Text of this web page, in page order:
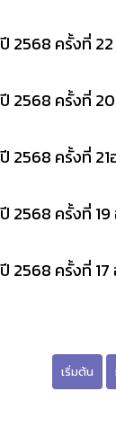
2568 ครั้งที่
2568 ครั้งที่
2568 ครั้งที่
2568 ครั้งที่
2568 ครั้งที่
เริ่มต้น